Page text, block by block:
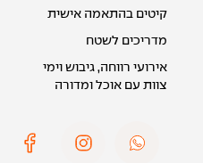
קיטים בהתאמה אישית
מדריכים לשטח
אירועי רווחה, גיבוש וימי
צוות עם אוכל ומדורה